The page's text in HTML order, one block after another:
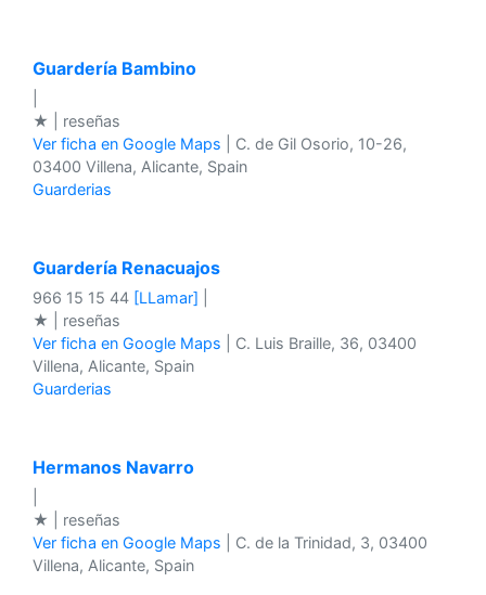
Guardería Bambino
★ | reseñas
Ver ficha en Google Maps | C. de Gil Osorio, 10-26,
03400 Villena, Alicante, Spain
Guarderias
Guardería Renacuajos
966 15 15 44 [LLamar]
★ | reseñas
Ver ficha en Google Maps | C. Luis Braille, 36, 03400
Villena, Alicante, Spain
Guarderias
Hermanos Navarro
★ | reseñas
Ver ficha en Google Maps | C. de la Trinidad, 3, 03400
Villena, Alicante, Spain